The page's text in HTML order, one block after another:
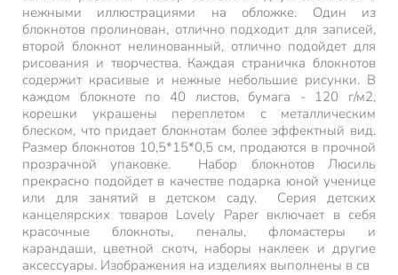
нежными иллюстрациями на обложке. Один из
блокнотов пролинован, отлично подходит для записей,
второй блокнот нелинованный, отлично подойдет для
рисования и творчества. Каждая страничка блокнотов
содержит красивые и нежные небольшие рисунки. В
каждом блокноте по 40 листов, бумага - 120 г/м2,
корешки украшены переплетом с металлическим
блеском, что придает блокнотам более эффектный вид.
Размер блокнотов 10,5*15*0,5 см, продаются в прочной
прозрачной упаковке. Набор блокнотов Люсиль
прекрасно подойдет в качестве подарка юной ученице
или для занятий в детском саду. Серия детских
канцелярских товаров Lovely Paper включает в себя
красочные блокноты, пеналы, фломастеры и
карандаши, цветной скотч, наборы наклеек и другие
аксессуары. Изображения на изделиях выполнены в св